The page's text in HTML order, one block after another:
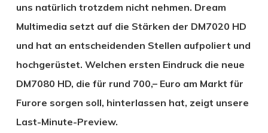
uns natürlich trotzdem nicht nehmen. Dream
Multimedia setzt auf die Stärken der DM7020 HD
und hat an entscheidenden Stellen aufpoliert und
hochgerüstet. Welchen ersten Eindruck die neue
DM7080 HD, die für rund 700,– Euro am Markt für
Furore sorgen soll, hinterlassen hat, zeigt unsere
Last-Minute-Preview.